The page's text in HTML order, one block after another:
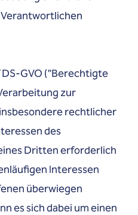
GVO ("Berechtigte
zur
rechtlicher
des
Dritten erforderlich
Interessen
überwiegen
es sich dabei um einen